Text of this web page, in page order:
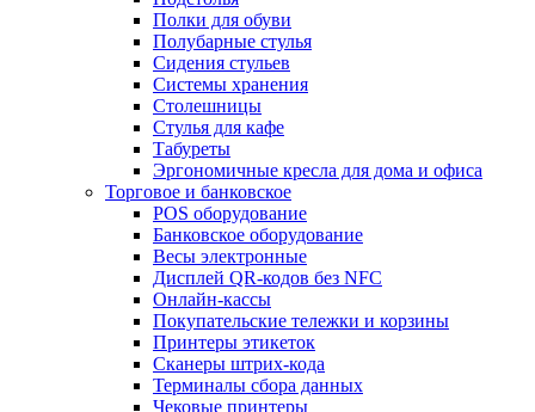
Полки для обуви
Полубарные стулья
Сидения стульев
Системы хранения
Столешницы
Стулья для кафе
Табуреты
Эргономичные кресла для дома и офиса
Торговое и банковское
POS оборудование
Банковское оборудование
Весы электронные
Дисплей QR-кодов без NFC
Онлайн-кассы
Покупательские тележки и корзины
Принтеры этикеток
Сканеры штрих-кода
Терминалы сбора данных
Чековые принтеры